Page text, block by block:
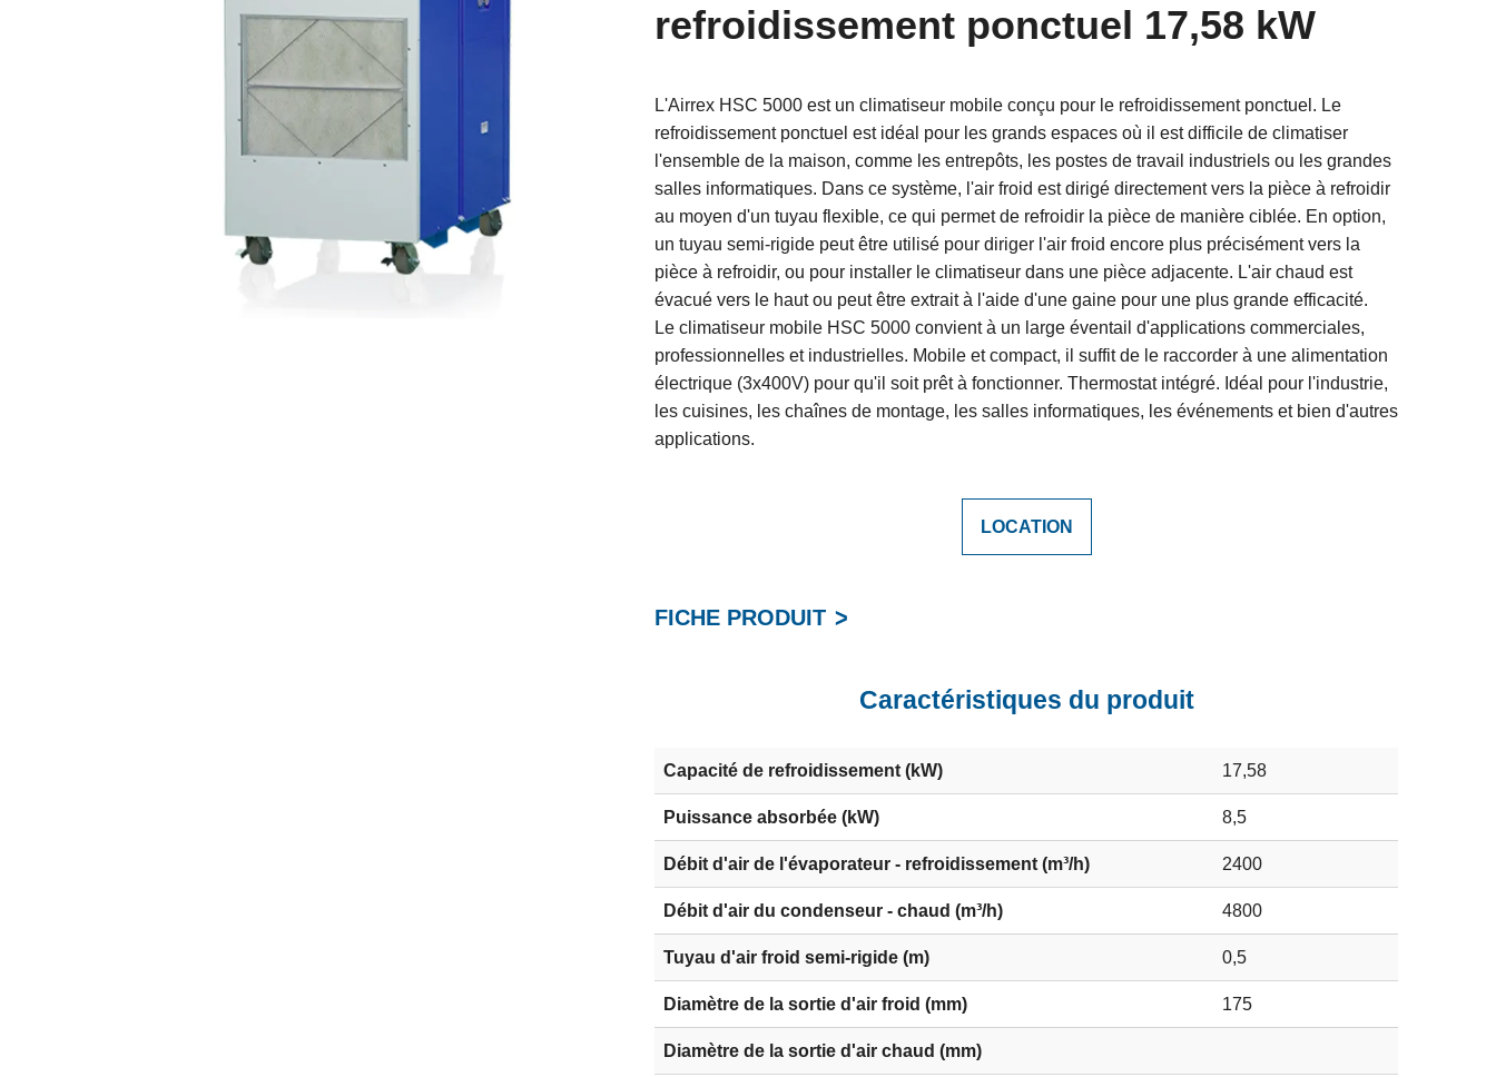
refroidissement ponctuel 17,58 kW
L'Airrex HSC 5000 est un climatiseur mobile conçu pour le refroidissement ponctuel. Le
refroidissement ponctuel est idéal pour les grands espaces où il est difficile de climatiser
l'ensemble de la maison, comme les entrepôts, les postes de travail industriels ou les grandes
salles informatiques. Dans ce système, l'air froid est dirigé directement vers la pièce à refroidir
au moyen d'un tuyau flexible, ce qui permet de refroidir la pièce de manière ciblée. En option,
un tuyau semi-rigide peut être utilisé pour diriger l'air froid encore plus précisément vers la
pièce à refroidir, ou pour installer le climatiseur dans une pièce adjacente. L'air chaud est
évacué vers le haut ou peut être extrait à l'aide d'une gaine pour une plus grande efficacité.
Le climatiseur mobile HSC 5000 convient à un large éventail d'applications commerciales,
professionnelles et industrielles. Mobile et compact, il suffit de le raccorder à une alimentation
électrique (3x400V) pour qu'il soit prêt à fonctionner. Thermostat intégré. Idéal pour l'industrie,
les cuisines, les chaînes de montage, les salles informatiques, les événements et bien d'autres
applications.
LOCATION
FICHE PRODUIT
Caractéristiques du produit
Capacité de refroidissement (kW) 17,58
Puissance absorbée (kW) 8,5
Débit d'air de l'évaporateur - refroidissement (m³/h) 2400
Débit d'air du condenseur - chaud (m³/h) 4800
Tuyau d'air froid semi-rigide (m) 0,5
Diamètre de la sortie d'air froid (mm) 175
Diamètre de la sortie d'air chaud (mm)